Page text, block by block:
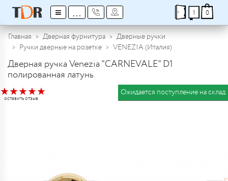
≡ ... 1 0
Главная Дверная фурнитура
Дверные ручки
Ручки дверные на розетке
VENEZIA (Италия)
Дверная ручка Venezia "CARNEVALE" D1
полированная латунь
★★★★★
оставить отзыв
Ожидается поступление на склад